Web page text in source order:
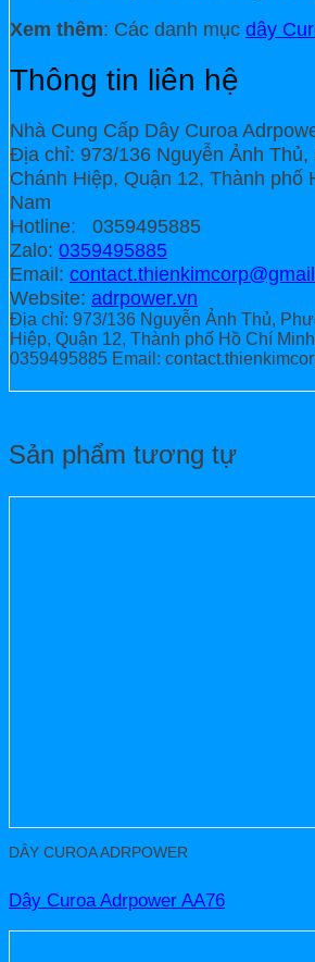
Xem thêm: Các danh mục dây
Thông tin liên hệ
Nhà Cung Cấp Dây Curoa
Địa chỉ: 973/136 Nguyễn Ảnh
Chánh Hiệp, Quận 12, Thành phố
Nam
Hotline: 0359495885
Zalo: 0359495885
Email:
Website: adrpower.vn
Địa chỉ: 973/136 Nguyễn Ảnh Thủ,
Hiệp, Quận 12, Thành phố Hồ Chí
0359495885 Email:
Sản phẩm tương tự
DÂY CUROA ADRPOWER
Dây Curoa Adrpower AA76